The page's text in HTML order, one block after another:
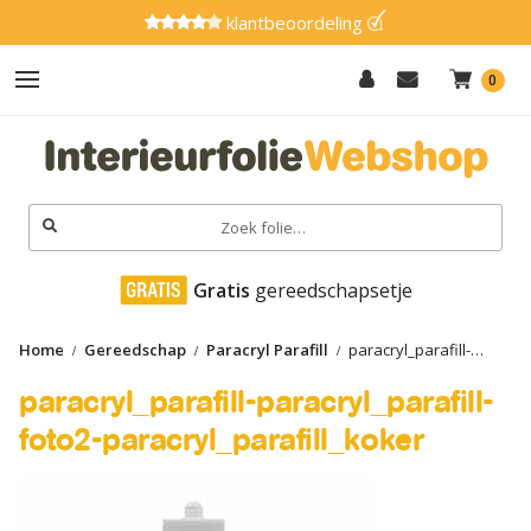
klantbeoordeling
0
Zoeken
naar:
Hout
Effen
Marmer
Glitter
Natuursteen
Textiel
Gratis gereedschapsetje
Home Gereedschap Paracryl Parafill
paracryl_parafill-
paracryl_parafill-paracryl_parafill-
foto2-paracryl_parafill_koker